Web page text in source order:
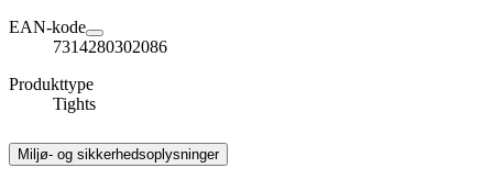
EAN-kode
7314280302086
Produkttype
Tights
Miljø- og sikkerhedsoplysninger